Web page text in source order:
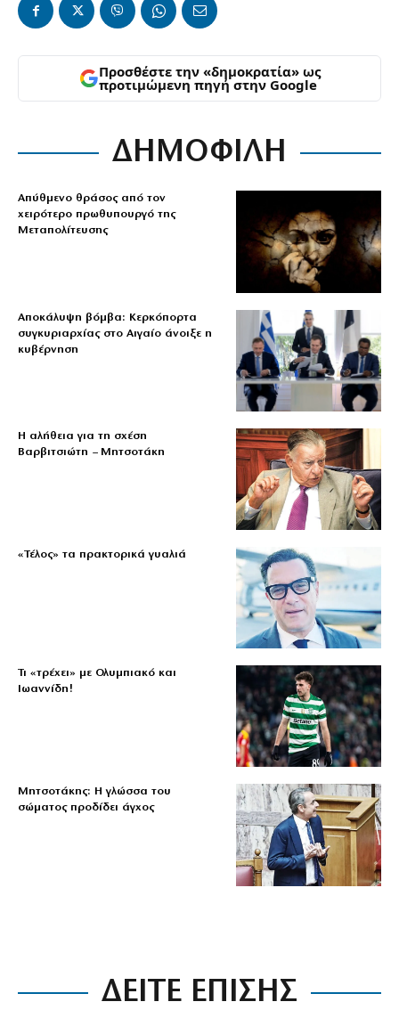
Προσθέστε την «δημοκρατία» ως
προτιμώμενη πηγή στην Google
ΔΗΜΟΦΙΛΗ
Απύθμενο θράσος από τον
χειρότερο πρωθυπουργό της
Μεταπολίτευσης
Αποκάλυψη βόμβα: Κερκόπορτα
συγκυριαρχίας στο Αιγαίο άνοιξε η
κυβέρνηση
Η αλήθεια για τη σχέση
Βαρβιτσιώτη – Μητσοτάκη
«Τέλος» τα πρακτορικά γυαλιά
Τι «τρέχει» με Ολυμπιακό και
Ιωαννίδη!
Μητσοτάκης: Η γλώσσα του
σώματος προδίδει άγχος
ΔΕΙΤΕ ΕΠΙΣΗΣ